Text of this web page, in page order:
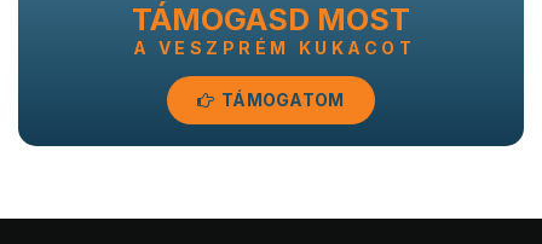
TÁMOGASD MOST
A VESZPRÉM KUKACOT
TÁMOGATOM